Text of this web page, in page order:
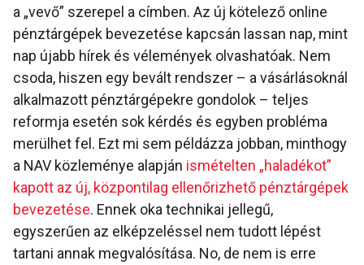
a „vevő” szerepel a címben. Az új kötelező online
pénztárgépek bevezetése kapcsán lassan nap, mint
nap újabb hírek és vélemények olvashatóak. Nem
csoda, hiszen egy bevált rendszer – a vásárlásoknál
alkalmazott pénztárgépekre gondolok – teljes
reformja esetén sok kérdés és egyben probléma
merülhet fel. Ezt mi sem példázza jobban, minthogy
a NAV közleménye alapján ismételten „haladékot”
kapott az új, központilag ellenőrizhető pénztárgépek
bevezetése. Ennek oka technikai jellegű,
egyszerűen az elképzeléssel nem tudott lépést
tartani annak megvalósítása. No, de nem is erre